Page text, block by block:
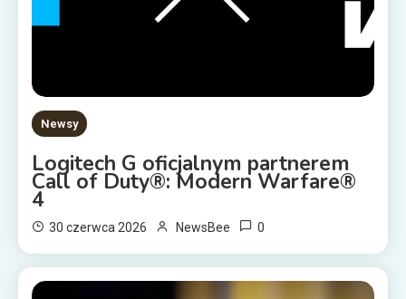
Newsy
Logitech G oficjalnym partnerem
Call of Duty®: Modern Warfare®
4
30 czerwca 2026 NewsBee 0